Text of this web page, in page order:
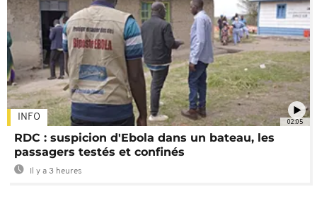
02:05
INFO
RDC : suspicion d'Ebola dans un bateau, les
passagers testés et confinés
Il y a 3 heures